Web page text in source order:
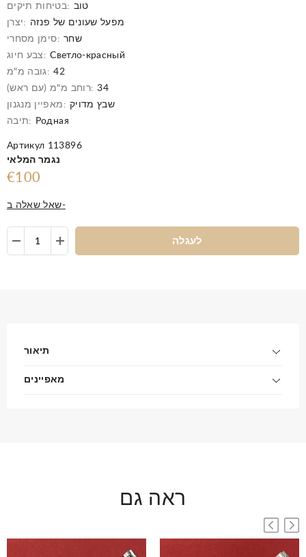
בטיחות תיקים: טוב
יצרן: מפעל שעונים של פנזה
סימן מסחרי: שחר
צבע חיוג: Светло-красный
גובה מ"מ: 42
רוחב מ"מ (עם ראש): 34
מאפיין מנגנון: שבץ מדויק
תיבה:
Родная
Артикул 113896
נגמר המלאי
€100
שאל שאלה ב-
לעגלה
תיאור
מאפיינים
ראה גם